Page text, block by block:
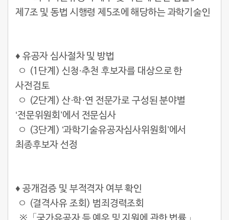
제7조 및 동법 시행령 제5조에 해당하는 과학기술인
♦ 유공자 심사절차 및 방법
ㅇ (1단계) 신청·추천 후보자를 대상으로 한
사전검토
ㅇ (2단계) 산·학·연 전문가로 구성된 분야별
‘전문위원회’에서 전문심사
ㅇ (3단계) ‘과학기술유공자심사위원회’에서
최종후보자 선정
♦ 공개검증 및 부적격자 여부 확인
ㅇ (결격사유 조회) 범죄경력조회